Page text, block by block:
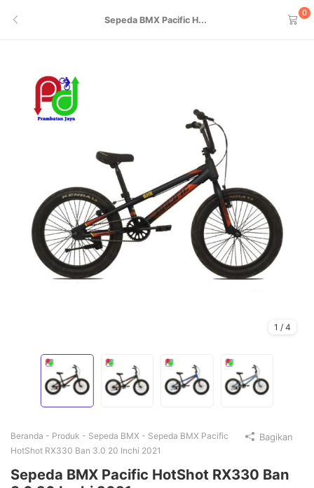
Sepeda BMX Pacific H...
0
1 / 4
Beranda - Produk - Sepeda BMX - Sepeda BMX Pacific
HotShot RX330 Ban 3.0 20 Inchi 2021
Sepeda BMX Pacific HotShot RX330 Ban
Bagikan